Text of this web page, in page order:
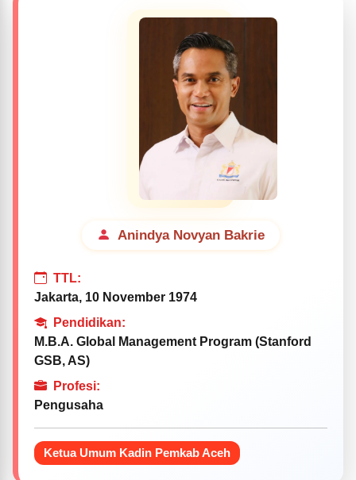
Anindya Novyan Bakrie
TTL:
Jakarta, 10 November 1974
Pendidikan:
M.B.A. Global Management Program (Stanford
GSB, AS)
Profesi:
Pengusaha
Ketua Umum Kadin Pemkab Aceh